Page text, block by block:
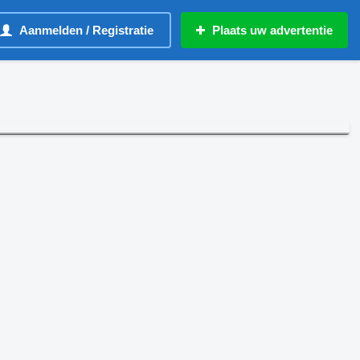
Aanmelden / Registratie Plaats uw advertentie